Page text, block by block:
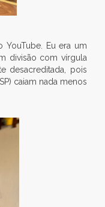
YouTube. Eu era um
divisão com vírgula
desacreditada, pois
caiam nada menos